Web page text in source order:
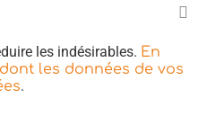
les indésirables. En
les données de vos
.